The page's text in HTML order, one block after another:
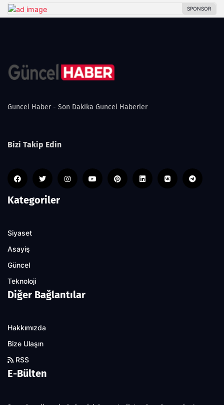
Guncel Haber - Son Dakika Güncel Haberler
Bizi Takip Edin
Kategoriler
Siyaset
Asayiş
Güncel
Teknoloji
Diğer Bağlantılar
Hakkımızda
Bize Ulaşın
RSS
E-Bülten